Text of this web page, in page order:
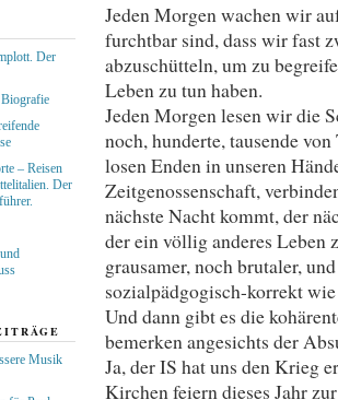
Jeden Morgen wachen wir
furchtbar sind, dass wir fast
abzuschütteln, um zu
Leben zu tun haben.
Jeden Morgen lesen wir die
noch, hunderte, tausende
losen Enden in unseren
Zeitgenossenschaft,
nächste Nacht kommt, der
der ein völlig anderes Leben
grausamer, noch brutaler,
sozialpädgogisch-korrekt
Und dann gibt es die
bemerken angesichts der
Ja, der IS hat uns den Krieg
Kirchen feiern dieses Jahr
Der
– Reisen
Der
Musik